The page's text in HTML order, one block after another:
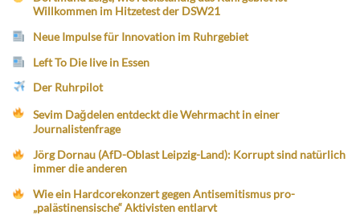
Willkommen im Hitzetest der DSW21
Neue Impulse für Innovation im Ruhrgebiet
Left To Die live in Essen
Der Ruhrpilot
Sevim Dağdelen entdeckt die Wehrmacht in einer
Journalistenfrage
Jörg Dornau (AfD-Oblast Leipzig-Land): Korrupt sind natürlich
immer die anderen
Wie ein Hardcorekonzert gegen Antisemitismus pro-
„palästinensische“ Aktivisten entlarvt